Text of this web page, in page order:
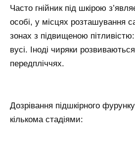
Часто гнійник під шкірою
особі, у місцях розташування
зонах з підвищеною
вусі. Іноді чиряки
передпліччях.
Дозрівання підшкірного
кількома стадіями: